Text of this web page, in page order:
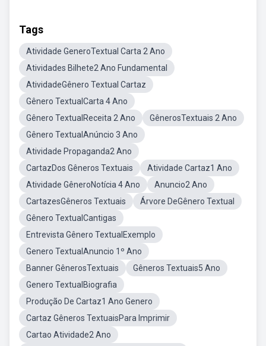
Tags
Atividade GeneroTextual Carta 2 Ano
Atividades Bilhete2 Ano Fundamental
AtividadeGênero Textual Cartaz
Gênero TextualCarta 4 Ano
Gênero TextualReceita 2 Ano
GênerosTextuais 2 Ano
Gênero TextualAnúncio 3 Ano
Atividade Propaganda2 Ano
CartazDos Gêneros Textuais
Atividade Cartaz1 Ano
Atividade GêneroNotícia 4 Ano
Anuncio2 Ano
CartazesGêneros Textuais
Árvore DeGênero Textual
Gênero TextualCantigas
Entrevista Gênero TextualExemplo
Genero TextualAnuncio 1º Ano
Banner GênerosTextuais
Gêneros Textuais5 Ano
Genero TextualBiografia
Produção De Cartaz1 Ano Genero
Cartaz Gêneros TextuaisPara Imprimir
Cartao Atividade2 Ano